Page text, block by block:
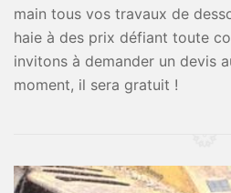
main tous vos travaux de
haie à des prix défiant toute
invitons à demander un devis
moment, il sera gratuit !